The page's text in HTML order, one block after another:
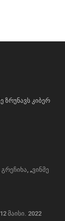
ზრუნავს კიბერ
„ვინმე
მაისი. 2022